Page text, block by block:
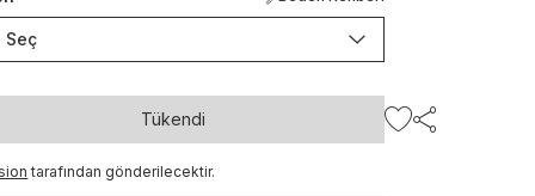
Seç
Tükendi
tarafından gönderilecektir.